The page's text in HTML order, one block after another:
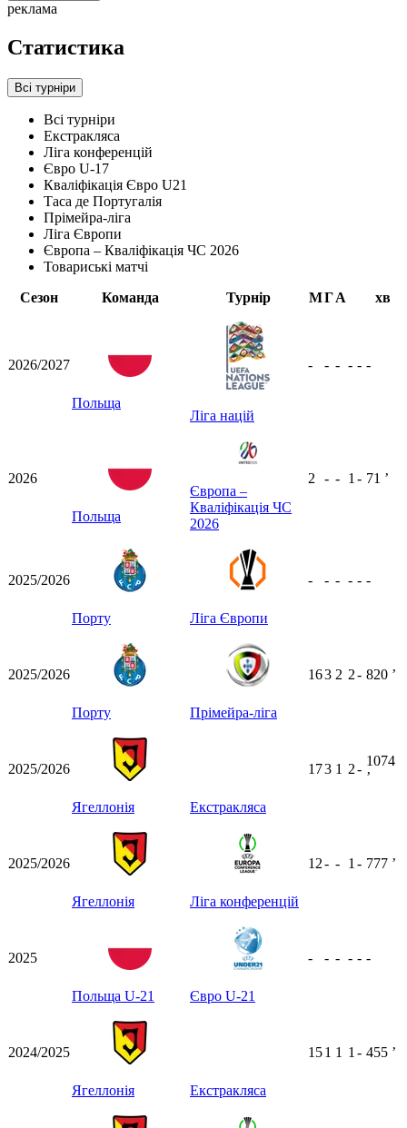
реклама
Статистика
Всі турніри
Всі турніри
Екстракляса
Ліга конференцій
Євро U-17
Кваліфікація Євро U21
Таса де Португалія
Прімейра-ліга
Ліга Європи
Європа – Кваліфікація ЧС 2026
Товариські матчі
Сезон
Команда Турнір МГА хв
2026/2027
Польща
Ліга націй
- - - - - -
2026
Польща
Європа –
Кваліфікація ЧС
2026
2 - - 1 - 71 ʼ
2025/2026
Порту Ліга Європи
- - - - - -
2025/2026
Порту Прімейра-ліга
163 2 2- 820 ʼ
2025/2026
Ягеллонія Екстракляса
173 1 2-
1074
ʼ
2025/2026
Ягеллонія Ліга конференцій
12- - 1 - 777 ʼ
2025
Польща U-21 Євро U-21
- - - - - -
2024/2025
Ягеллонія Екстракляса
151 1 1 - 455 ʼ